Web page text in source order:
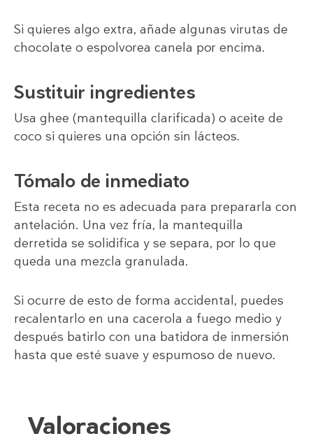
Si quieres algo extra, añade algunas virutas de
chocolate o espolvorea canela por encima.
Sustituir ingredientes
Usa ghee (mantequilla clarificada) o aceite de
coco si quieres una opción sin lácteos.
Tómalo de inmediato
Esta receta no es adecuada para prepararla con
antelación. Una vez fría, la mantequilla
derretida se solidifica y se separa, por lo que
queda una mezcla granulada.
Si ocurre de esto de forma accidental, puedes
recalentarlo en una cacerola a fuego medio y
después batirlo con una batidora de inmersión
hasta que esté suave y espumoso de nuevo.
Valoraciones